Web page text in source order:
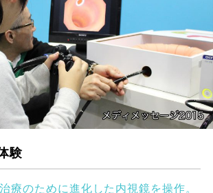
験
療のために進化した内視鏡を操作。